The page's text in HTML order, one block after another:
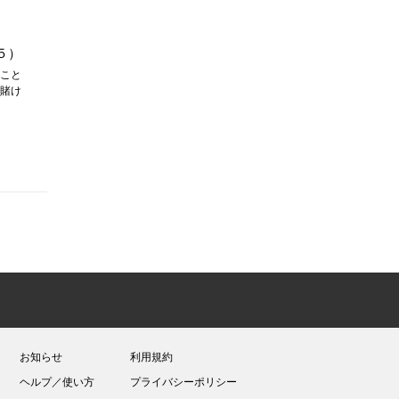
と
け
お知らせ
ヘルプ／使い方
利用規約
プライバシーポリシー